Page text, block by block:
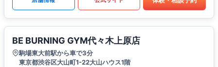
BE BURNING GYM代々木上原店
駒場東大前駅から車で3分
東京都渋谷区大山町1-22大山ハウス1階